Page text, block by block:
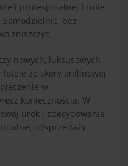
profesjonalnej firmie
bez
zniszczyć.
nowych, luksusowych
ze skóry anilinowej
w
koniecznością. W
urok i zdecydowanie
odsprzedaży.